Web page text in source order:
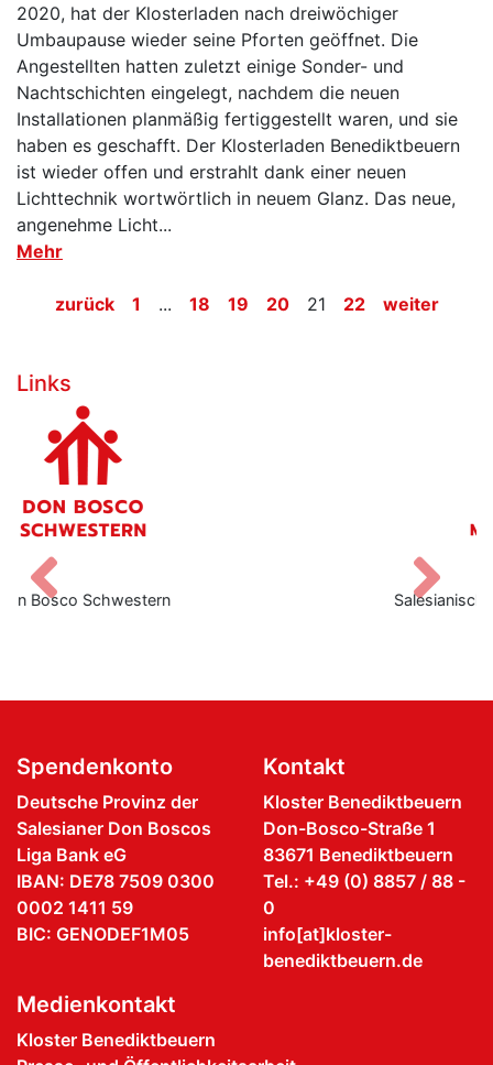
2020, hat der Klosterladen nach dreiwöchiger
Umbaupause wieder seine Pforten geöffnet. Die
Angestellten hatten zuletzt einige Sonder- und
Nachtschichten eingelegt, nachdem die neuen
Installationen planmäßig fertiggestellt waren, und sie
haben es geschafft. Der Klosterladen Benediktbeuern
ist wieder offen und erstrahlt dank einer neuen
Lichttechnik wortwörtlich in neuem Glanz. Das neue,
angenehme Licht...
Mehr
zurück 1 ... 18 19 20 21 22 weiter
Links
Salesianische Mitarbeiter:innen Don Boscos
Zurück
Spendenkonto
Deutsche Provinz der
Salesianer Don Boscos
Liga Bank eG
IBAN: DE78 7509 0300
0002 1411 59
BIC: GENODEF1M05
Kontakt
Kloster Benediktbeuern
Don-Bosco-Straße 1
83671 Benediktbeuern
Tel.: +49 (0) 8857 / 88 -
0
info[at]kloster-
benediktbeuern.de
Medienkontakt
Kloster Benediktbeuern